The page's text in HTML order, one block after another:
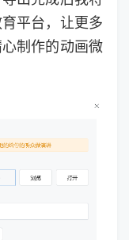
平台，让更多
制作的动画微